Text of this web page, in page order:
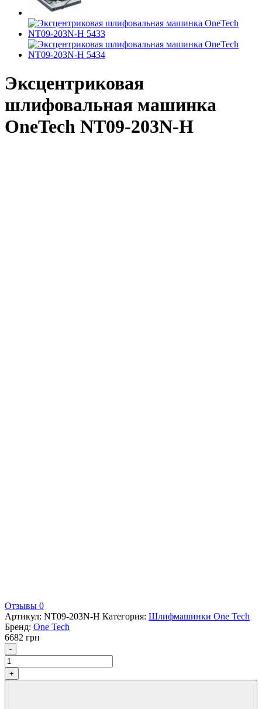
Эксцентриковая
шлифовальная машинка
OneTech NT09-203N-H
Отзывы 0
Артикул: NT09-203N-H Категория: Шлифмашинки One Tech
Бренд: One Tech
6682 грн
- Количество
+